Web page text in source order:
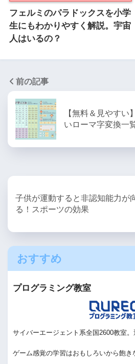
フェルミのパラドックスを小学
生にもわかりやすく解説。宇宙
人はいるの？
前の記事
【無料＆見やすい
いローマ字変換一
子供が運動すると非認知能力が
る！スポーツの効果
おすすめ
プログラミング教室
サイバーエージェント系全国2600教室。
ゲーム感覚の学習はおもしろいから飽き